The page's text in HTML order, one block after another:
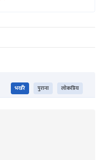
भर्खरै पुराना लोकप्रिय